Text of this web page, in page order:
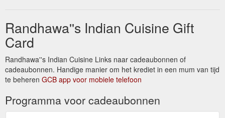
Randhawa''s Indian Cuisine Gift
Card
Randhawa''s Indian Cuisine Links naar cadeaubonnen of
cadeaubonnen. Handige manier om het krediet in een mum van tijd
te beheren GCB app voor mobiele telefoon
Programma voor cadeaubonnen